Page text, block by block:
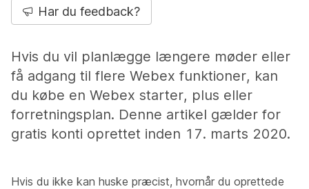
Har du feedback?
Hvis du vil planlægge længere møder eller
få adgang til flere Webex funktioner, kan
du købe en Webex starter, plus eller
forretningsplan. Denne artikel gælder for
gratis konti oprettet inden 17. marts 2020.
Hvis du ikke kan huske præcist, hvornår du oprettede